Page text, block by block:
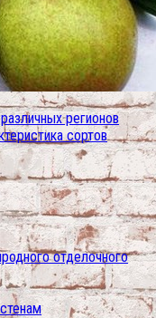
регионов
сортов
отделочного